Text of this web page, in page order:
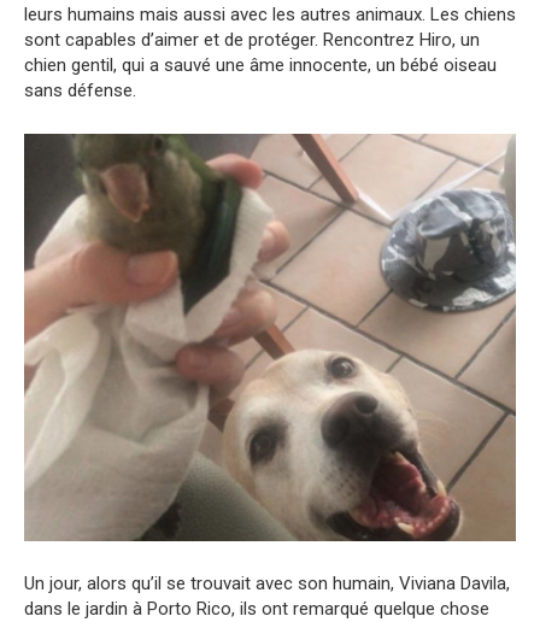
leurs humains mais aussi avec les autres animaux. Les chiens
sont capables d’aimer et de protéger. Rencontrez Hiro, un
chien gentil, qui a sauvé une âme innocente, un bébé oiseau
sans défense.
Un jour, alors qu’il se trouvait avec son humain, Viviana Davila,
dans le jardin à Porto Rico, ils ont remarqué quelque chose